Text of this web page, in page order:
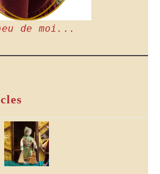
de moi...